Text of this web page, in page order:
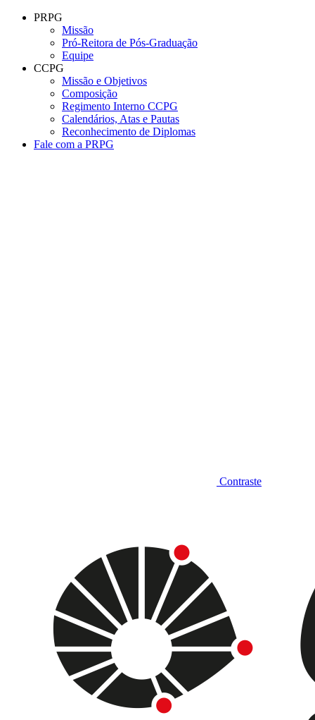
Conteúdo principal
PRPG
Missão
Pró-Reitora de Pós-Graduação
Equipe
CCPG
Missão e Objetivos
Composição
Regimento Interno CCPG
Calendários, Atas e Pautas
Reconhecimento de Diplomas
Fale com a PRPG
Contraste